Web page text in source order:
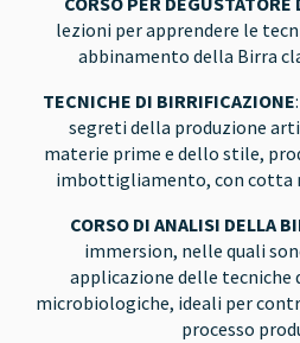
lezioni per apprendere le
abbinamento della Birra
TECNICHE DI BIRRIFICAZIONE
segreti della produzione
materie prime e dello stile,
imbottigliamento, con cotta
CORSO DI ANALISI DELLA
immersion, nelle quali
applicazione delle tecniche
microbiologiche, ideali per
processo